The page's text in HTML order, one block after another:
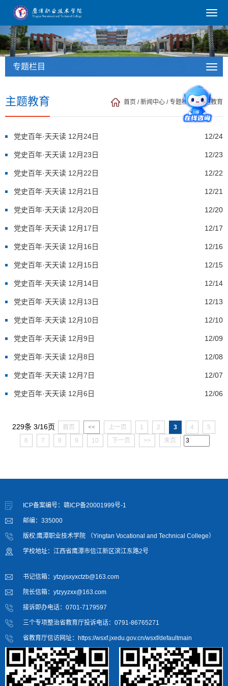
专题栏目
主题教育 首页 /新闻中心 /专题栏目/主题教育
12/24
党史百年·天天读 12月24日
12/23
党史百年·天天读 12月23日
12/22
党史百年·天天读 12月22日
12/21
党史百年·天天读 12月21日
12/20
党史百年·天天读 12月20日
12/17
党史百年·天天读 12月17日
12/16
党史百年·天天读 12月16日
12/15
党史百年·天天读 12月15日
12/14
党史百年·天天读 12月14日
12/13
党史百年·天天读 12月13日
12/10
党史百年·天天读 12月10日
12/09
党史百年·天天读 12月9日
12/08
党史百年·天天读 12月8日
12/07
党史百年·天天读 12月7日
12/06
党史百年·天天读 12月6日
229条 3/16页 首页 << 上一页 1 2 3 4
5
6
7 8 9 10 下一页 >> 末页
ICP备案编号：赣ICP备20001999号-1
邮编：335000
版权:鹰潭职业技术学院 （Yingtan Vocational and Technical College）
学校地址：江西省鹰潭市信江新区滨江东路2号
书记信箱：ytzyjsxyxctzb@163.com
院长信箱：ytzyyzxx@163.com
接诉即办电话：0701-7179597
三个专项整治省教育厅投诉电话：0791-86765271
省教育厅信访网址：https://wsxf.jxedu.gov.cn/wsxf/defaultmain